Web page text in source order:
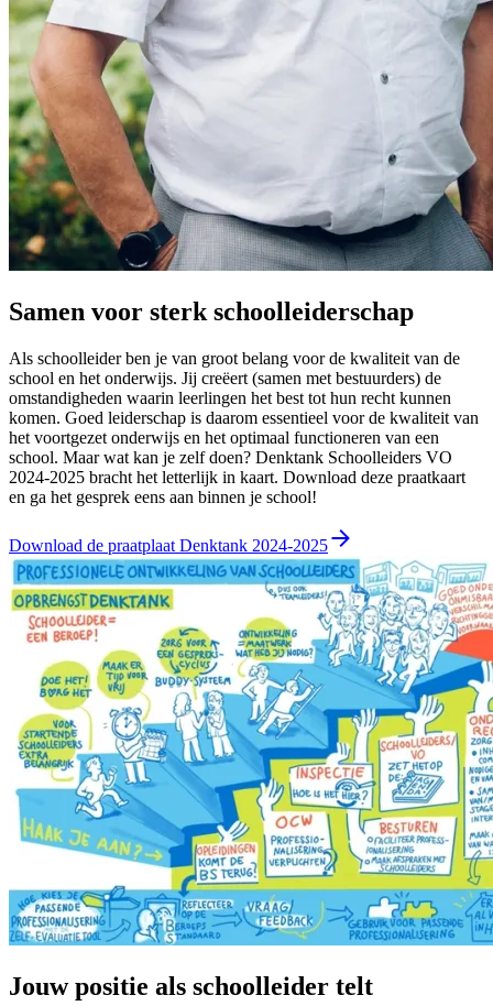
Samen voor sterk schoolleiderschap
Als schoolleider ben je van groot belang voor de kwaliteit van de
school en het onderwijs. Jij creëert (samen met bestuurders) de
omstandigheden waarin leerlingen het best tot hun recht kunnen
komen. Goed leiderschap is daarom essentieel voor de kwaliteit van
het voortgezet onderwijs en het optimaal functioneren van een
school. Maar wat kan je zelf doen? Denktank Schoolleiders VO
2024-2025 bracht het letterlijk in kaart. Download deze praatkaart
en ga het gesprek eens aan binnen je school!
Download de praatplaat Denktank 2024-2025
Jouw positie als schoolleider telt